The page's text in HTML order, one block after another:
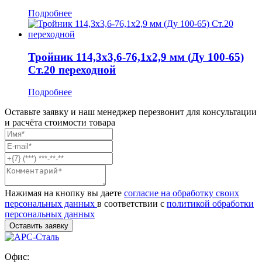
Подробнее
Тройник 114,3x3,6-76,1x2,9 мм (Ду 100-65)
Ст.20 переходной
Подробнее
Оставьте заявку и наш менеджер перезвонит для консультации
и расчёта стоимости товара
Нажимая на кнопку вы даете согласие на обработку своих
персональных данных в соответствии с политикой обработки
персональных данных
Офис: